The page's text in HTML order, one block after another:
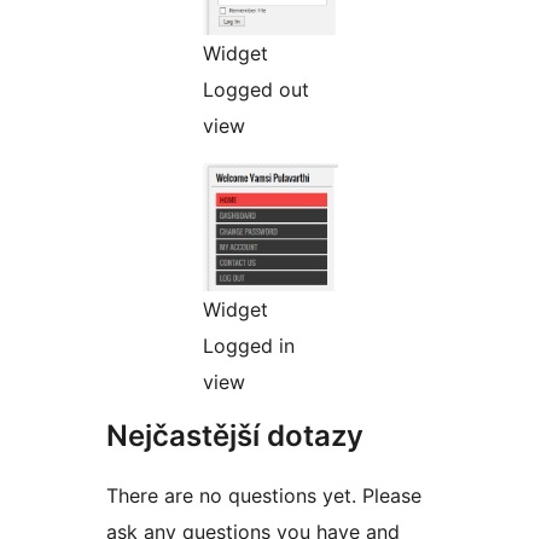
Widget
Logged out
view
Widget
Logged in
view
Nejčastější dotazy
There are no questions yet. Please
ask any questions you have and